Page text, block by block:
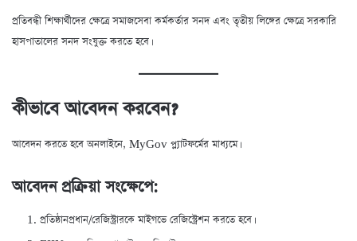
প্রতিবন্ধী শিক্ষার্থীদের ক্ষেত্রে সমাজসেবা কর্মকর্তার সনদ এবং তৃতীয় লিঙ্গের ক্ষেত্রে সরকারি
হাসপাতালের সনদ সংযুক্ত করতে হবে।
কীভাবে আবেদন করবেন?
আবেদন করতে হবে অনলাইনে, MyGov প্ল্যাটফর্মের মাধ্যমে।
আবেদন প্রক্রিয়া সংক্ষেপে:
প্রতিষ্ঠানপ্রধান/রেজিস্ট্রারকে মাইগভে রেজিস্ট্রেশন করতে হবে।